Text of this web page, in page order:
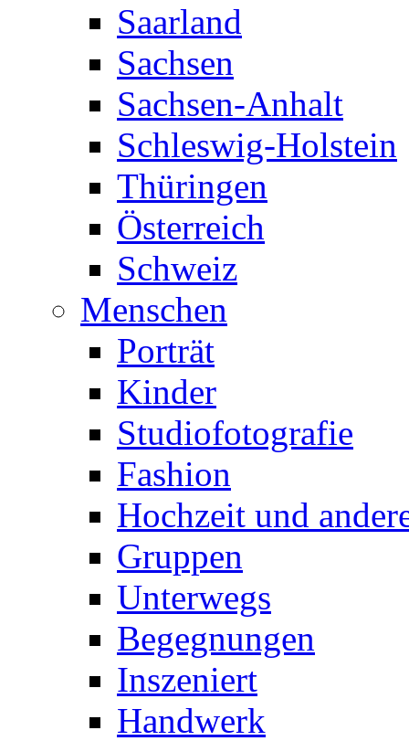
Saarland
Sachsen
Sachsen-Anhalt
Schleswig-Holstein
Thüringen
Österreich
Schweiz
Menschen
Porträt
Kinder
Studiofotografie
Fashion
Hochzeit und
Gruppen
Unterwegs
Begegnungen
Inszeniert
Handwerk